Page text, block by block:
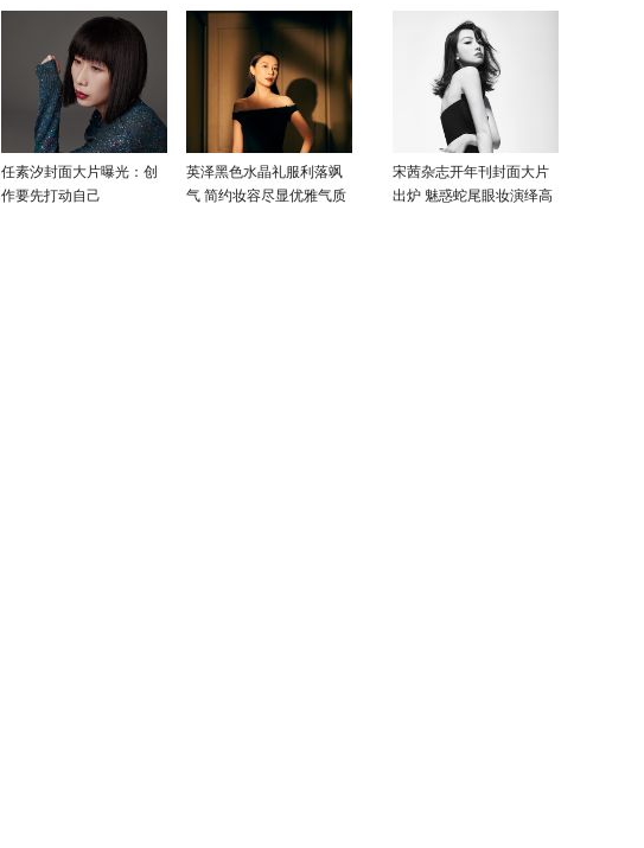
任素汐封面大片曝光：创
作要先打动自己
英泽黑色水晶礼服利落飒
气 简约妆容尽显优雅气质
宋茜杂志开年刊封面大片
出炉 魅惑蛇尾眼妆演绎高